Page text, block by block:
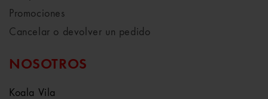
Promociones
Cancelar o devolver un pedido
NOSOTROS
Koala Vila